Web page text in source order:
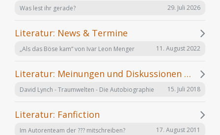
Was lest ihr gerade? 29. Juli 2026
Literatur: News & Termine
„Als das Böse kam“ von Ivar Leon Menger 11. August 2022
Literatur: Meinungen und Diskussionen zu einzelnen Büchern
David Lynch - Traumwelten - Die Autobiographie 15. Juli 2018
Literatur: Fanfiction
Im Autorenteam der ??? mitschreiben? 17. August 2011